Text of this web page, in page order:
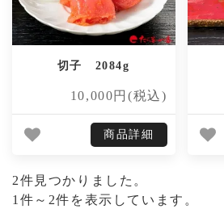
切子 2084g
10,000円(税込)
商品詳細
2件見つかりました。
1件～2件を表示しています。